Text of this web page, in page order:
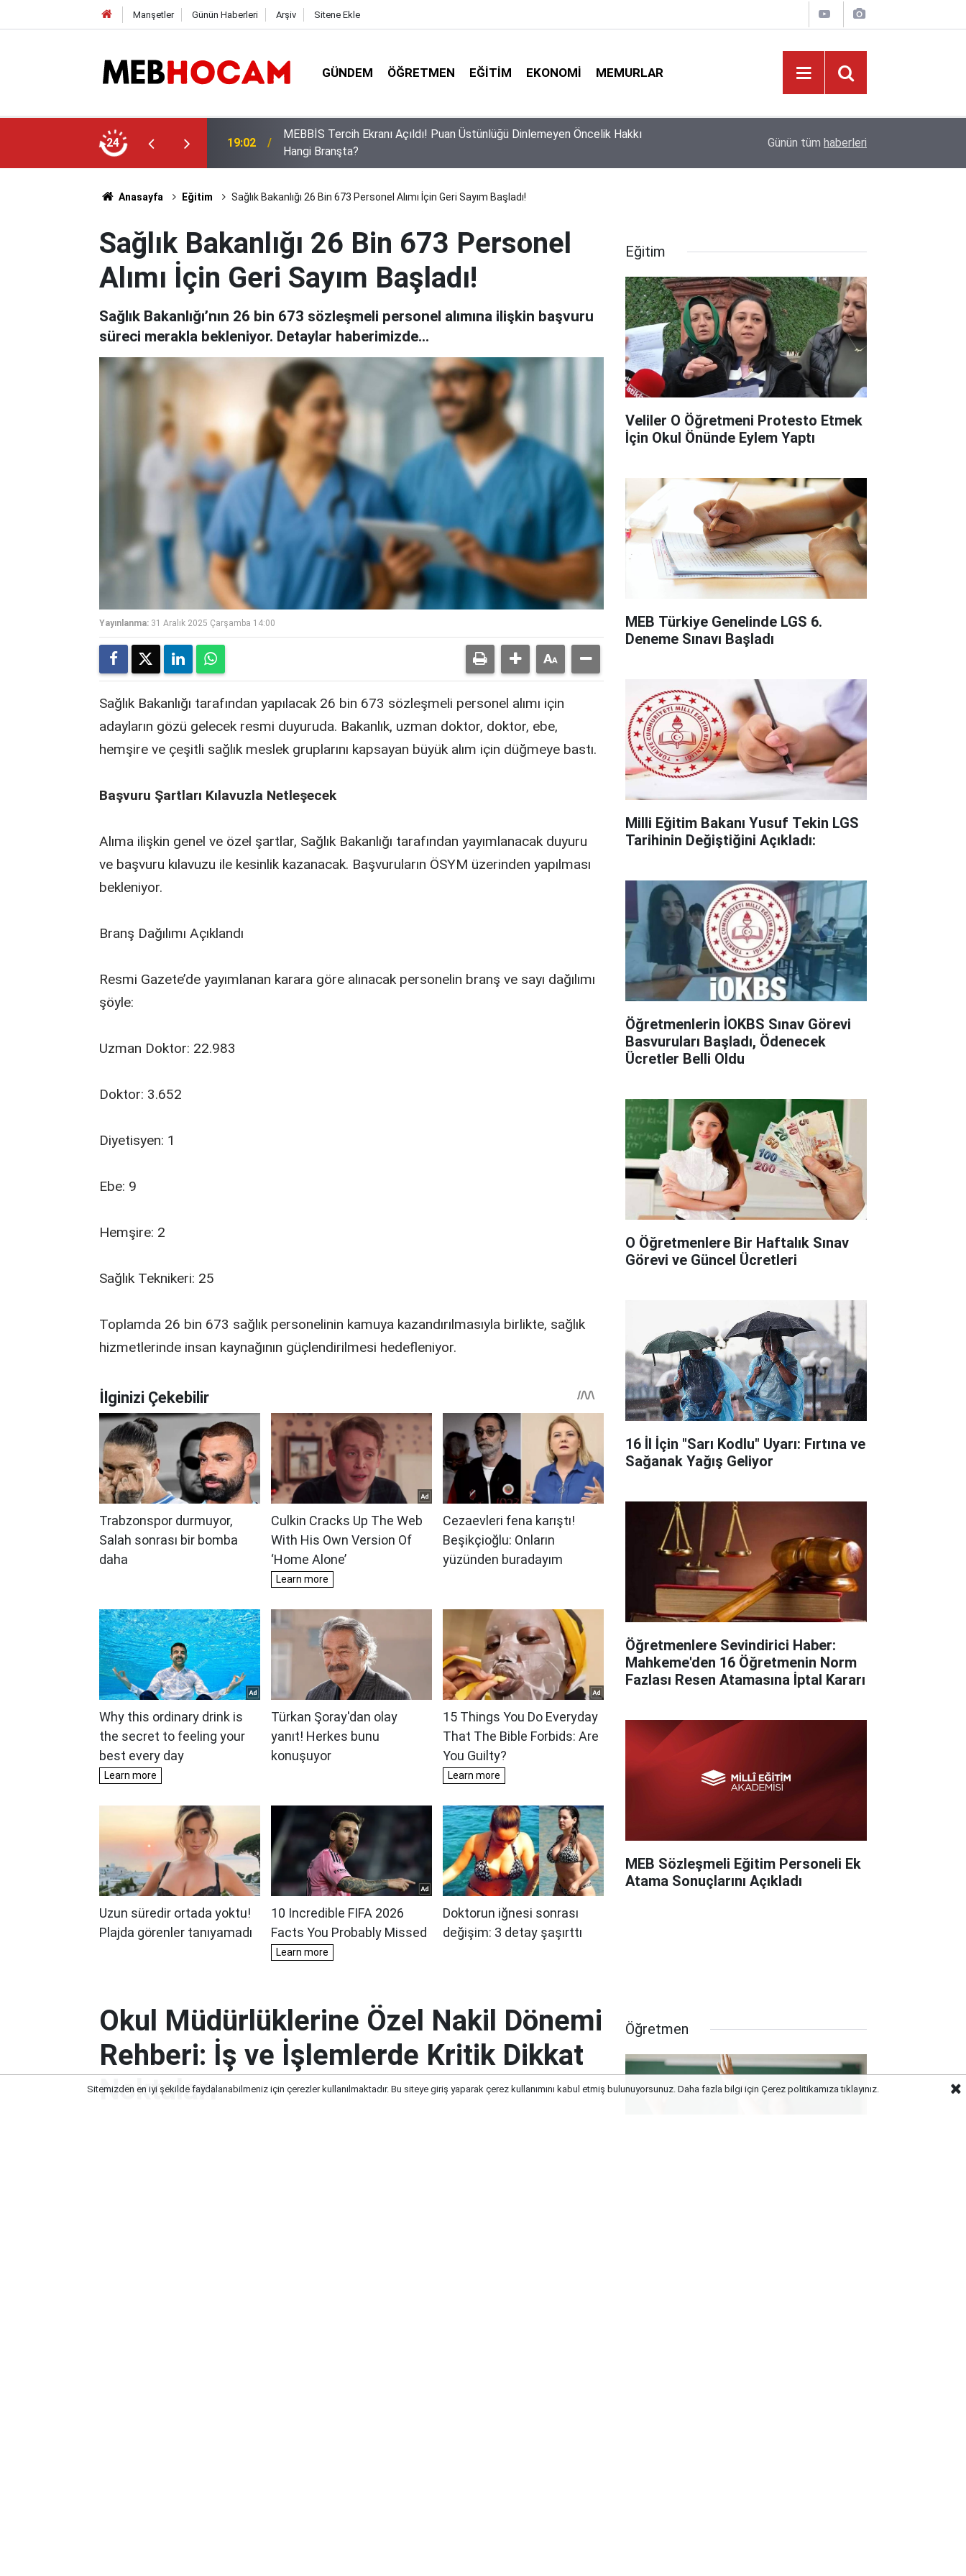
Manşetler Günün Haberleri Arşiv Sitene Ekle
GÜNDEM ÖĞRETMEN EĞITIM EKONOMI MEMURLAR
24
Üstünlüğü Dinlemeyen Öncelik Hakkı
12:02
Öğrencilerin Gözü Bu Takvimde! 2026-2027 Eğitim Yılında Kaç Gün Tatil
Yapılacak?
Kararında!
Günün tüm haberleri
Anasayfa Eğitim Sağlık Bakanlığı 26 Bin 673 Personel Alımı İçin Geri Sayım Başladı!
Sağlık Bakanlığı 26 Bin 673 Personel
Alımı İçin Geri Sayım Başladı!
Sağlık Bakanlığı’nın 26 bin 673 sözleşmeli personel alımına ilişkin başvuru
süreci merakla bekleniyor. Detaylar haberimizde...
Yayınlanma: 31 Aralık 2025 Çarşamba 14:00
Sağlık Bakanlığı tarafından yapılacak 26 bin 673 sözleşmeli personel alımı için
adayların gözü gelecek resmi duyuruda. Bakanlık, uzman doktor, doktor, ebe,
hemşire ve çeşitli sağlık meslek gruplarını kapsayan büyük alım için düğmeye bastı.
Başvuru Şartları Kılavuzla Netleşecek
Alıma ilişkin genel ve özel şartlar, Sağlık Bakanlığı tarafından yayımlanacak duyuru
ve başvuru kılavuzu ile kesinlik kazanacak. Başvuruların ÖSYM üzerinden yapılması
bekleniyor.
Branş Dağılımı Açıklandı
Resmi Gazete’de yayımlanan karara göre alınacak personelin branş ve sayı dağılımı
şöyle:
Uzman Doktor: 22.983
Doktor: 3.652
Diyetisyen: 1
Ebe: 9
Hemşire: 2
Sağlık Teknikeri: 25
Toplamda 26 bin 673 sağlık personelinin kamuya kazandırılmasıyla birlikte, sağlık
hizmetlerinde insan kaynağının güçlendirilmesi hedefleniyor.
Eğitim
Veliler O Öğretmeni Protesto Etmek
İçin Okul Önünde Eylem Yaptı
MEB Türkiye Genelinde LGS 6.
Deneme Sınavı Başladı
Milli Eğitim Bakanı Yusuf Tekin LGS
Tarihinin Değiştiğini Açıkladı:
Öğretmenlerin İOKBS Sınav Görevi
Basvuruları Başladı, Ödenecek
Ücretler Belli Oldu
O Öğretmenlere Bir Haftalık Sınav
Görevi ve Güncel Ücretleri
16 İl İçin "Sarı Kodlu" Uyarı: Fırtına ve
Sağanak Yağış Geliyor
Öğretmenlere Sevindirici Haber:
Mahkeme'den 16 Öğretmenin Norm
Fazlası Resen Atamasına İptal Kararı
MEB Sözleşmeli Eğitim Personeli Ek
Atama Sonuçlarını Açıkladı
Okul Müdürlüklerine Özel Nakil Dönemi
Rehberi: İş ve İşlemlerde Kritik Dikkat
Noktaları
Öğretmen
Sitemizden en iyi şekilde faydalanabilmeniz için çerezler kullanılmaktadır. Bu siteye giriş yaparak çerez kullanımını kabul etmiş bulunuyorsunuz. Daha fazla bilgi için Çerez politikamızatıklayınız.